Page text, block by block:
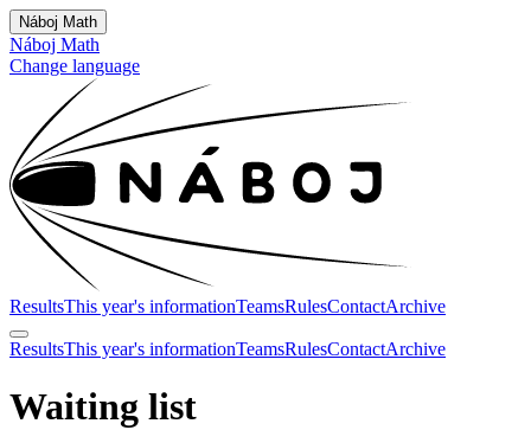
Náboj Math
Náboj Math
Change language
ResultsThis year's informationTeamsRulesContactArchive
ResultsThis year's informationTeamsRulesContactArchive
Waiting list